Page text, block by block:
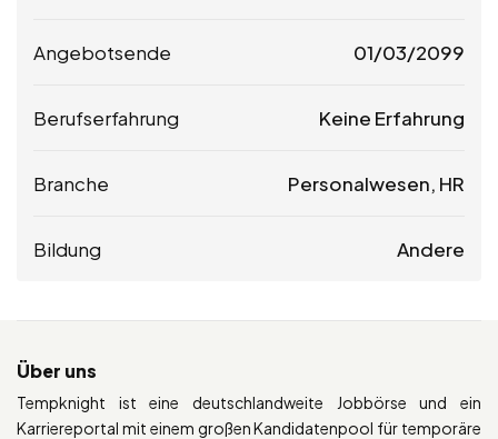
Angebotsende 01/03/2099
Berufserfahrung Keine Erfahrung
Branche Personalwesen, HR
Bildung Andere
Über uns
Tempknight ist eine deutschlandweite Jobbörse und ein
Karriereportal mit einem großen Kandidatenpool für temporäre